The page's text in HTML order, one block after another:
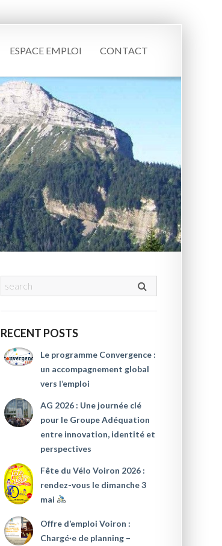
ESPACE EMPLOI CONTACT
RECENT POSTS
Le programme Convergence :
un accompagnement global
vers l’emploi
AG 2026 : Une journée clé
pour le Groupe Adéquation
entre innovation, identité et
perspectives
Fête du Vélo Voiron 2026 :
rendez-vous le dimanche 3
mai
Offre d’emploi Voiron :
Chargé·e de planning –